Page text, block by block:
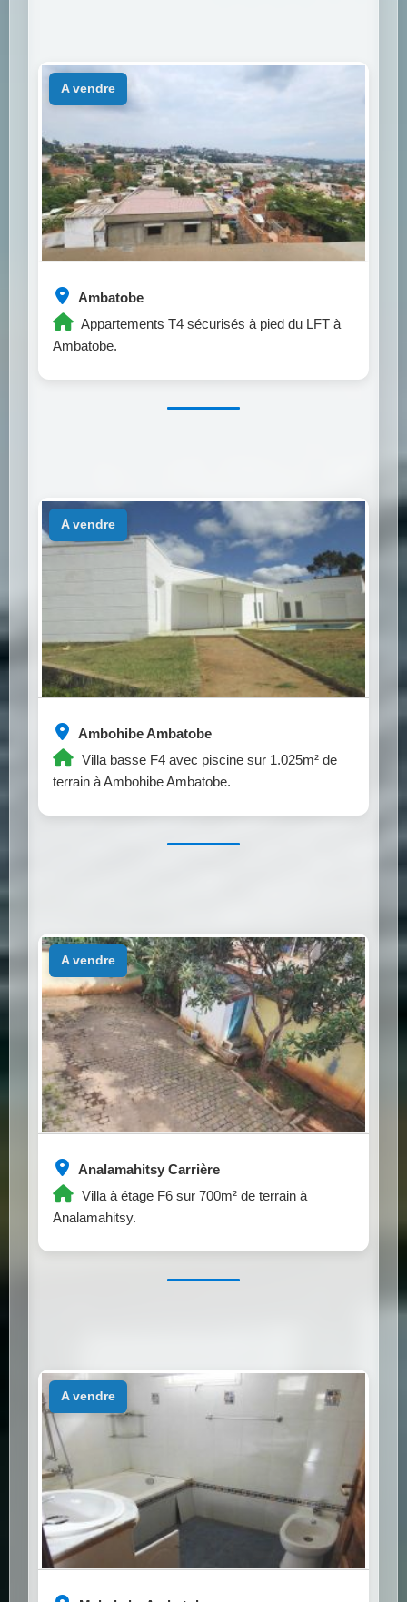
Ambatobe
Appartements T4 sécurisés à pied du LFT à
Ambatobe.
a vendre
Ambohibe Ambatobe
Villa basse F4 avec piscine sur 1.025m² de
terrain à Ambohibe Ambatobe.
a vendre
Analamahitsy Carrière
Villa à étage F6 sur 700m² de terrain à
Analamahitsy.
a vendre
a vendre